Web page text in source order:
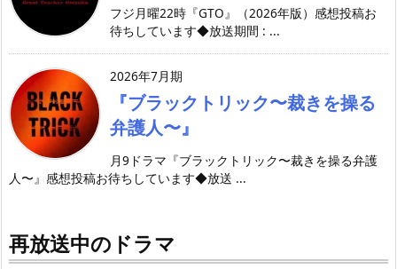
フジ月曜22時『GTO』（2026年版）感想投稿お
待ちしています◆放送期間 : ...
2026年7月期
『ブラックトリック〜裁きを操る
弁護人〜』
月9ドラマ『ブラックトリック〜裁きを操る弁護
人〜』感想投稿お待ちしています◆放送 ...
再放送中のドラマ